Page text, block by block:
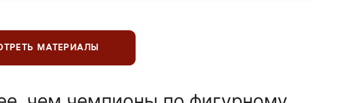
МАТЕРИАЛЫ